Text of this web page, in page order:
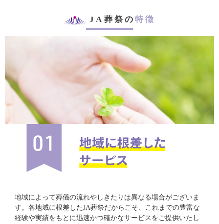
JA葬祭の特徴
地域によって葬儀の流れやしきたりは異なる場合がございま
す。各地域に根差したJA葬祭だからこそ、これまでの豊富な
経験や実績をもとに迅速かつ確かなサービスをご提供いたし